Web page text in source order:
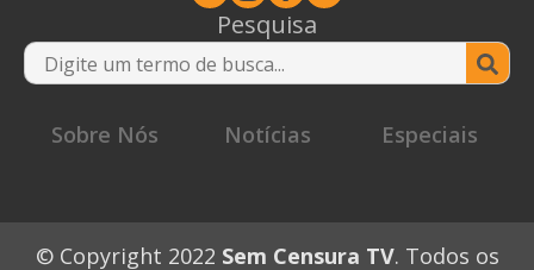
Pesquisa
Sobre Nós
Notícias Especiais
© Copyright 2022 Sem Censura TV. Todos os